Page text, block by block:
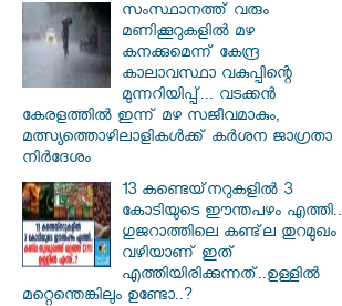
സംസ്ഥാനത്ത് വരും
മണിക്കൂറുകളിൽ മഴ
കനക്കുമെന്ന് കേന്ദ്ര
കാലാവസ്ഥാ വകുപ്പിന്റെ
മുന്നറിയിപ്പ്... വടക്കൻ
കേരളത്തിൽ ഇന്ന് മഴ സജീവമാകും,
മത്സ്യത്തൊഴിലാളികൾക്ക് കർശന ജാഗ്രതാ
നിർദേശം
13 കണ്ടെയ്‌നറുകളിൽ 3
കോടിയുടെ ഈന്തപഴം എത്തി..
ഗുജറാത്തിലെ കണ്ട്‌ല തുറമുഖം
വഴിയാണ് ഇത്
എത്തിയിരിക്കുന്നത്..ഉള്ളിൽ
മറ്റെന്തെങ്കിലും ഉണ്ടോ..?